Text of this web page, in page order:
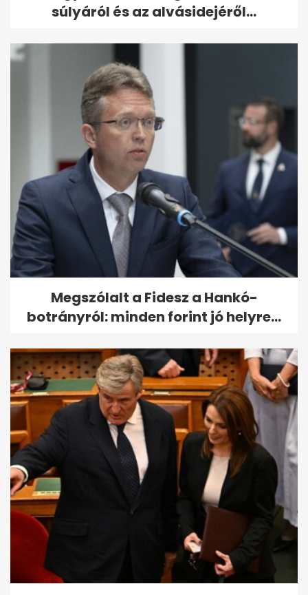
súlyáról és az alvásidejéről...
Megszólalt a Fidesz a Hankó-
botrányról: minden forint jó helyre...